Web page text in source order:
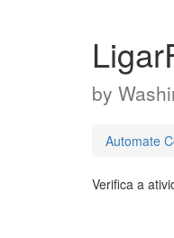
by
Automate
Verifica a